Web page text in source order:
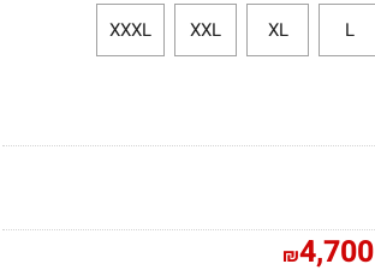
L
XL
XXL
XXXL
₪4,700